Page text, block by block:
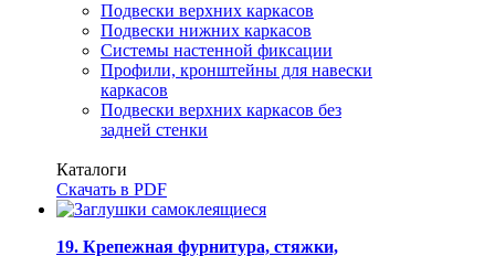
Подвески верхних каркасов
Подвески нижних каркасов
Системы настенной фиксации
Профили, кронштейны для навески
каркасов
Подвески верхних каркасов без
задней стенки
Каталоги
Скачать в PDF
19. Крепежная фурнитура, стяжки,